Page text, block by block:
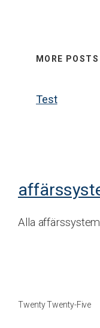
MORE POSTS
Test
Alla affärssystem
Twenty Twenty-Five